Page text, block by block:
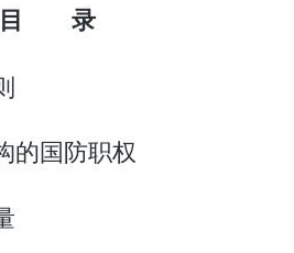
目 录
国防职权